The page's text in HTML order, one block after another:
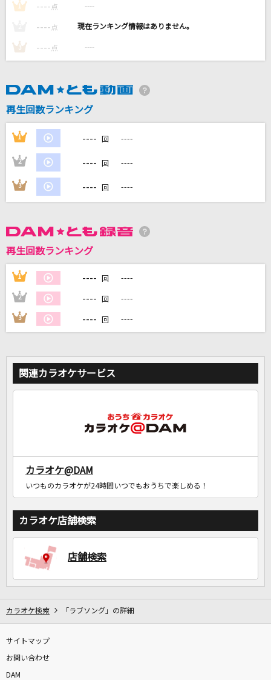
Mr.Children
カブトムシ
ドーナツホール 2024(ビデオクリップバージョ
ハチ/米津玄師
もっと見る
カラオケ最新情報をチェック！
DAMに会員登録・ログインして
自宅でカラオケ歌い放題！
1 ---- 点 ----
---- 点 ----
3 ---- 点 ----
再生回数ランキング
1 ---- 回 ----
2 ---- 回 ----
3 ---- 回 ----
再生回数ランキング
1 ---- 回 ----
2 ---- 回 ----
3 ---- 回 ----
関連カラオケサービス
カラオケ@DAM
いつものカラオケが24時間いつでもおうちで楽しめる！
カラオケ店舗検索
店舗検索
カラオケ検索 「ラブソング」の詳細
サイトマップ
お問い合わせ
DAM